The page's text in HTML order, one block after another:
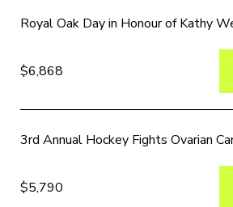
Royal Oak Day in Honour of Kathy
$6,868
3rd Annual Hockey Fights Ovarian
$5,790